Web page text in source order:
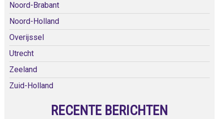
Noord-Brabant
Noord-Holland
Overijssel
Utrecht
Zeeland
Zuid-Holland
RECENTE BERICHTEN